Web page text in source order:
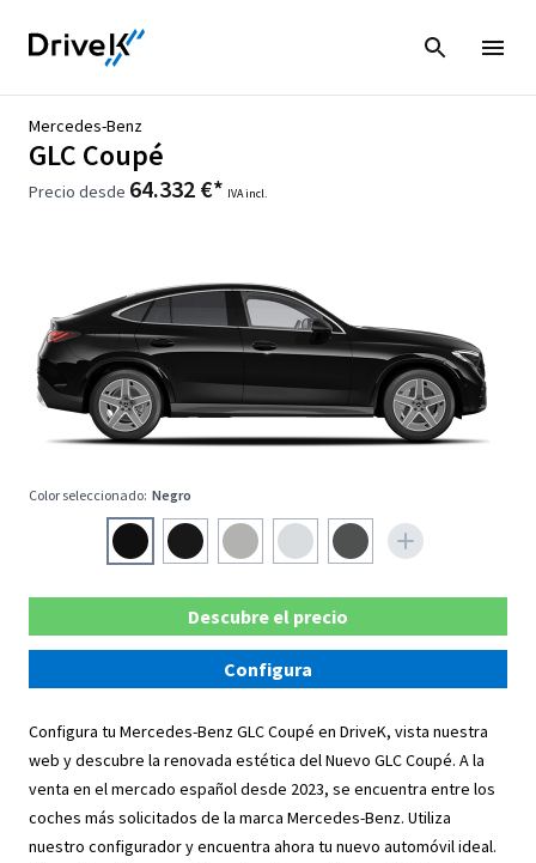
Mercedes-Benz
GLC Coupé
Precio desde 64.332 €* IVA incl.
Color seleccionado: Negro
Descubre el precio
Configura
Configura tu Mercedes-Benz GLC Coupé en DriveK, vista nuestra
web y descubre la renovada estética del Nuevo GLC Coupé. A la
venta en el mercado español desde 2023, se encuentra entre los
coches más solicitados de la marca Mercedes-Benz. Utiliza
nuestro configurador y encuentra ahora tu nuevo automóvil ideal.